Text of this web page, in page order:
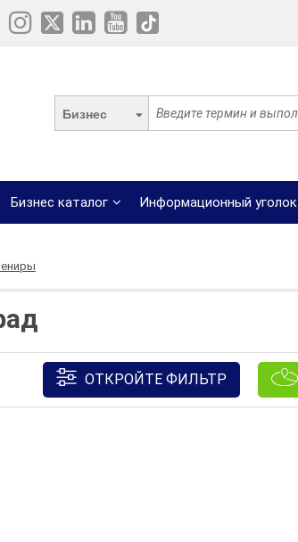
Бизнес
Бизнес каталог Информационный уголок
ОТКРОЙТЕ ФИЛЬТР